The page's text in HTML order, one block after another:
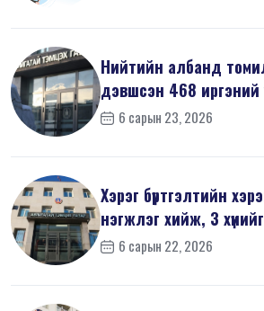
Нийтийн албанд
дэвшсэн 468
мэдүүл...
6 сарын 23, 2026
Хэрэг бүртгэлтийн
нэгжлэг
6 сарын 22, 2026